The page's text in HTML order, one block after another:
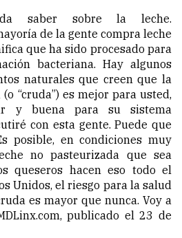
saber sobre la leche.
de la gente compra leche
que ha sido procesado para
bacteriana. Hay algunos
naturales que creen que la
“cruda”) es mejor para usted,
y buena para su sistema
con esta gente. Puede que
posible, en condiciones muy
no pasteurizada que sea
queseros hacen eso todo el
Unidos, el riesgo para la salud
es mayor que nunca. Voy a
publicado el 23 de